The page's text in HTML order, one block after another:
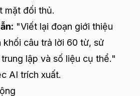
mặt đối thủ.
"Viết lại đoạn giới thiệu
khối câu trả lời 60 từ, sử
lập và số liệu cụ thể."
AI trích xuất.